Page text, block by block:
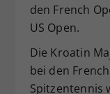
den French
US Open.
Die Kroatin
bei den
Spitzentennis